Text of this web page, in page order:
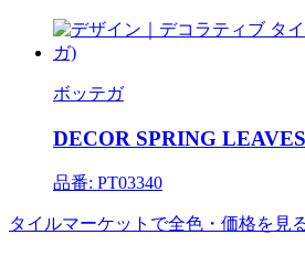
ボッテガ
DECOR SPRING LEAVES
品番: PT03340
タイルマーケットで全色・価格を見